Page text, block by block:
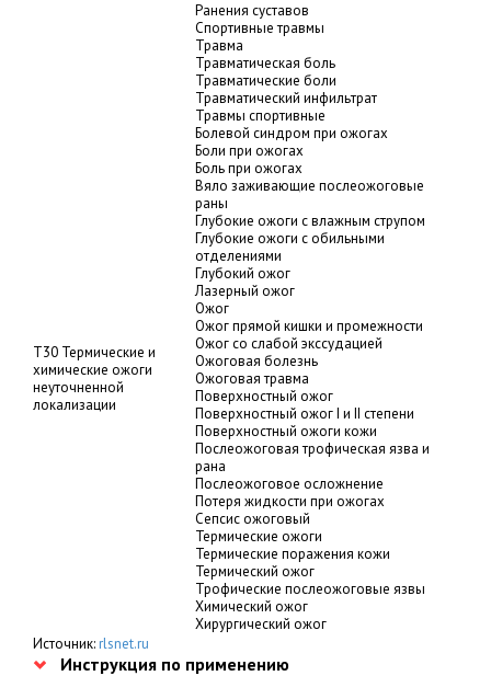
Ранения суставов
Спортивные травмы
Травма
Травматическая боль
Травматические боли
Травматический инфильтрат
Травмы спортивные
T30 Термические и
химические ожоги
неуточненной
локализации
Болевой синдром при ожогах
Боли при ожогах
Боль при ожогах
Вяло заживающие послеожоговые
раны
Глубокие ожоги с влажным струпом
Глубокие ожоги с обильными
отделениями
Глубокий ожог
Лазерный ожог
Ожог
Ожог прямой кишки и промежности
Ожог со слабой экссудацией
Ожоговая болезнь
Ожоговая травма
Поверхностный ожог
Поверхностный ожог I и II степени
Поверхностный ожоги кожи
Послеожоговая трофическая язва и
рана
Послеожоговое осложнение
Потеря жидкости при ожогах
Сепсис ожоговый
Термические ожоги
Термические поражения кожи
Термический ожог
Трофические послеожоговые язвы
Химический ожог
Хирургический ожог
Источник:rlsnet.ru
Инструкция по применению